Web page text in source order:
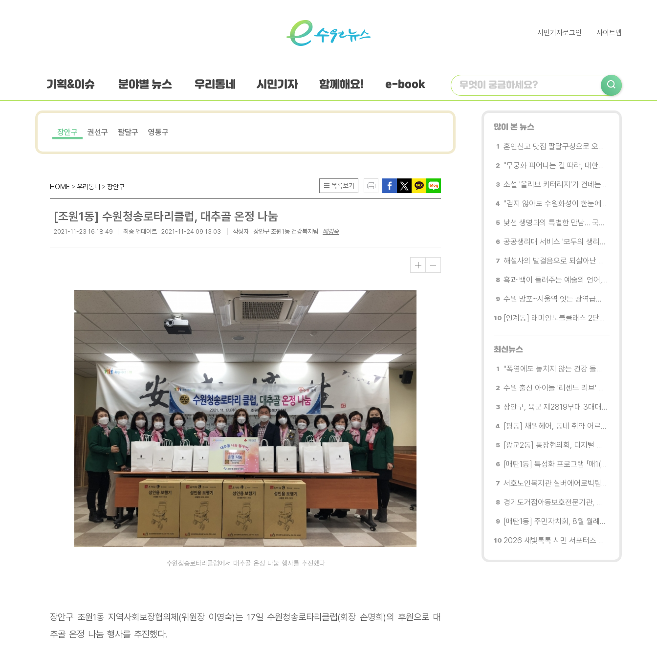
시민기자로그인 사이트맵
기획&이슈 분야별 뉴스 우리동네 시민기자 함께해요! e-book
장안구 권선구 팔달구 영통구
HOME > 우리동네 > 장안구
[조원1동] 수원청송로타리클럽, 대추골 온정 나눔
2021-11-23 16:18:49 최종 업데이트 : 2021-11-24 09:13:03 작성자 : 장안구 조원1동 건강복지팀 배경숙
수원청송로타리클럽에서 대추골 온정 나눔 행사를 추진했다
장안구 조원1동 지역사회보장협의체(위원장 이영숙)는 17일 수원청송로타리클럽(회장 손명희)의 후원으로 대
추골 온정 나눔 행사를 추진했다.
많이 본 뉴스
혼인신고 맛집 팔달구청으로 오세요
"무궁화 피어나는 길 따라, 대한민국을 걷는다"
소설 '올리브 키터리지'가 건네는 삶과 연민의 철학
"걷지 않아도 수원화성이 한눈에"…무장애 관광버스 '수원행차' 타보니
낯선 생명과의 특별한 만남… 국제전 《패트리샤 피치니니: 킨쉽》
공공생리대 서비스 '모두의 생리대' 시범 운영...수원시청·4개 구청 등에 지급기 설치
해설사의 발걸음으로 되살아난 수원의 독립운동 역사
흑과 백이 들려주는 예술의 언어, 수원시립미술관 소장품전《블랑 블랙 파노라마》
수원 망포~서울역 잇는 광역급행버스 M5165번, 8월 3일 개통
[인계동] 래미안노블클래스 2단지 경로당, 무더위 속 독거노인에게 '따뜻한 한 끼' 대접
최신뉴스
"폭염에도 놓치지 않는 건강 돌봄" 팔달구보건소 취약계층 안부 살핀다
수원 출신 아이돌 '리센느 리브' 추천! 직접 따라가 본 수원 필수 코스
장안구, 육군 제2819부대 3대대로부터 감사장 받아
[평동] 채원헤어, 동네 취약 어르신을 위한 이미용서비스 무료 지원
[광교2동] 통장협의회, 디지털 교육 실시
[매탄1동] 특성화 프로그램 「매1(일) 친환경 문화학교」 개강
서호노인복지관 실버에어로빅팀, 제2회 협회장배 수원시에어로빅힙합대회 시니어부 단체전'1위'쾌거
경기도거점아동보호전문기관, 학대피해아동가정 회복 및 재학대 예방 나선다
[매탄1동] 주민자치회, 8월 월례회의 개최
2026 새빛톡톡 시민 서포터즈 발대식 현장